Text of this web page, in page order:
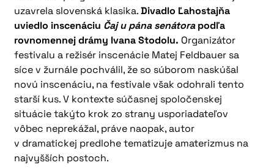
uzavrela slovenská klasika.Divadlo Ľahostajňa
uviedlo inscenáciu Čaj u pána senátorapodľa
rovnomennej drámy Ivana Stodolu. Organizátor
festivalu a režisér inscenácie Matej Feldbauer sa
síce v žurnále pochválil, že so súborom naskúšal
novú inscenáciu, na festivale však odohrali tento
starší kus. V kontexte súčasnej spoločenskej
situácie takýto krok zo strany usporiadateľov
vôbec neprekážal, práve naopak, autor
v dramatickej predlohe tematizuje amaterizmus na
najvyšších postoch.